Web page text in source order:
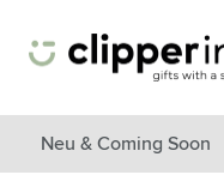
Menü überspringen
Alle Produkte anzeigen
Neu & Coming Soon